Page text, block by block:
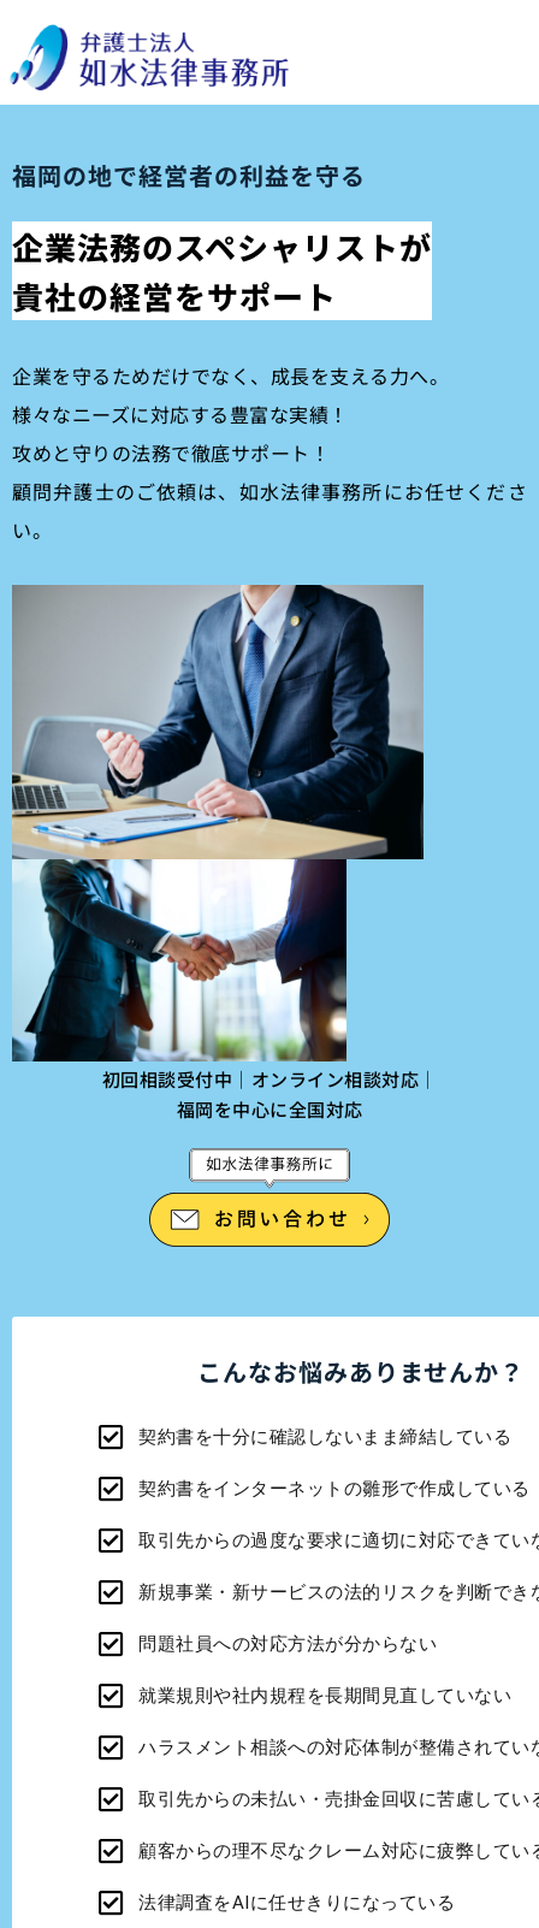
福岡の地で経営者の利益を守る
企業法務のスペシャリストが
貴社の経営をサポート
企業を守るためだけでなく、成長を支える力へ。
様々なニーズに対応する豊富な実績！
攻めと守りの法務で徹底サポート！
顧問弁護士のご依頼は、如水法律事務所にお任せくださ
い。
初回相談受付中｜オンライン相談対応｜
福岡を中心に全国対応
こんなお悩みありませんか？
契約書を十分に確認しないまま締結している
契約書をインターネットの雛形で作成している
取引先からの過度な要求に適切に対応できてい
新規事業・新サービスの法的リスクを判断でき
問題社員への対応方法が分からない
就業規則や社内規程を長期間見直していない
ハラスメント相談への対応体制が整備されてい
取引先からの未払い・売掛金回収に苦慮してい
顧客からの理不尽なクレーム対応に疲弊してい
法律調査をAIに任せきりになっている